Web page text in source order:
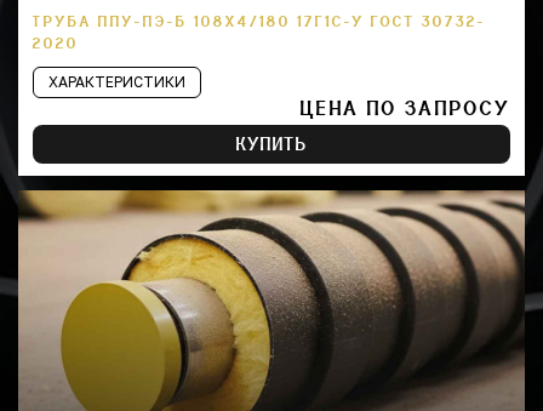
ТРУБА ППУ-ПЭ-Б 108Х4/180 17Г1С-У ГОСТ 30732-
2020
ХАРАКТЕРИСТИКИ
ЦЕНА ПО ЗАПРОСУ
КУПИТЬ